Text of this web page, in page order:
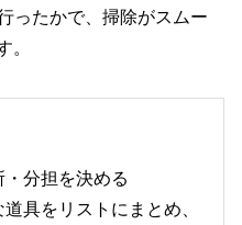
ったかで、掃除がスムー
分担を決める
具をリストにまとめ、